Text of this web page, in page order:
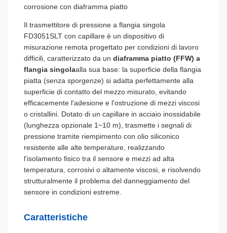
corrosione con diaframma piatto
Il trasmettitore di pressione a flangia singola
FD3051SLT con capillare è un dispositivo di
misurazione remota progettato per condizioni di lavoro
difficili, caratterizzato da un diaframma piatto (FFW) a
flangia singolaalla sua base: la superficie della flangia
piatta (senza sporgenze) si adatta perfettamente alla
superficie di contatto del mezzo misurato, evitando
efficacemente l'adesione e l'ostruzione di mezzi viscosi
o cristallini. Dotato di un capillare in acciaio inossidabile
(lunghezza opzionale 1~10 m), trasmette i segnali di
pressione tramite riempimento con olio siliconico
resistente alle alte temperature, realizzando
l'isolamento fisico tra il sensore e mezzi ad alta
temperatura, corrosivi o altamente viscosi, e risolvendo
strutturalmente il problema del danneggiamento del
sensore in condizioni estreme.
Caratteristiche